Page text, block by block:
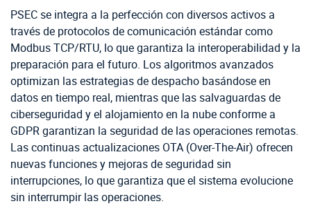
PSEC se integra a la perfección con diversos activos a
través de protocolos de comunicación estándar como
Modbus TCP/RTU, lo que garantiza la interoperabilidad y la
preparación para el futuro. Los algoritmos avanzados
optimizan las estrategias de despacho basándose en
datos en tiempo real, mientras que las salvaguardas de
ciberseguridad y el alojamiento en la nube conforme a
GDPR garantizan la seguridad de las operaciones remotas.
Las continuas actualizaciones OTA (Over-The-Air) ofrecen
nuevas funciones y mejoras de seguridad sin
interrupciones, lo que garantiza que el sistema evolucione
sin interrumpir las operaciones.